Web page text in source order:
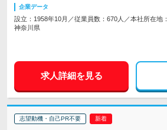
企業データ
設立：1958年10月／従業員数：670人／本社所在地：
神奈川県
求人詳細を見る
志望動機・自己PR不要